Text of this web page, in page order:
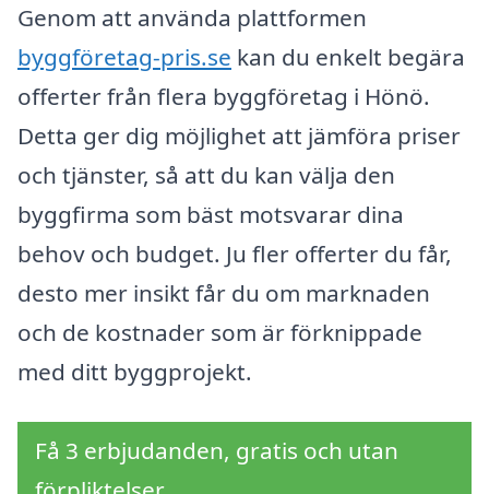
Genom att använda plattformen
byggföretag-pris.se kan du enkelt begära
offerter från flera byggföretag i Hönö.
Detta ger dig möjlighet att jämföra priser
och tjänster, så att du kan välja den
byggfirma som bäst motsvarar dina
behov och budget. Ju fler offerter du får,
desto mer insikt får du om marknaden
och de kostnader som är förknippade
med ditt byggprojekt.
Få 3 erbjudanden, gratis och utan